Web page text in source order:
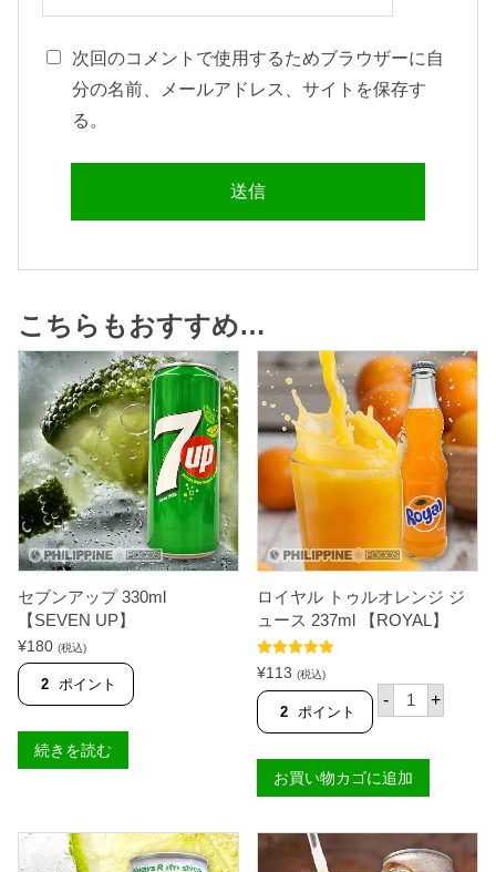
次回のコメントで使用するためブラウザーに自
分の名前、メールアドレス、サイトを保存す
る。
こちらもおすすめ…
セブンアップ 330ml
【SEVEN UP】
¥180 (税込)
2 ポイント
続きを読む
ロイヤル トゥルオレンジ ジ
ュース 237ml 【ROYAL】
5段階中5.00
の評価
¥113 (税込)
2 ポイント
- ロ
イ
ト
ゥ
ル
レ
ン
ジ
+
お買い物カゴに追加